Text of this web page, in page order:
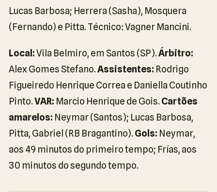
Lucas Barbosa; Herrera (Sasha), Mosquera
(Fernando) e Pitta. Técnico: Vagner Mancini.
Local:Vila Belmiro, em Santos (SP).Árbitro:
Alex Gomes Stefano.Assistentes: Rodrigo
Figueiredo Henrique Correa e Daniella Coutinho
Pinto.VAR: Marcio Henrique de Gois.Cartões
amarelos: Neymar (Santos); Lucas Barbosa,
Pitta, Gabriel (RB Bragantino).Gols: Neymar,
aos 49 minutos do primeiro tempo; Frías, aos
30 minutos do segundo tempo.